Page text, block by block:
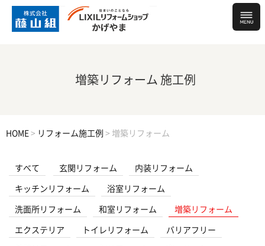
増築リフォーム 施工例
HOME > リフォーム施工例 > 増築リフォーム
すべて 玄関リフォーム 内装リフォーム
キッチンリフォーム 浴室リフォーム
洗面所リフォーム 和室リフォーム 増築リフォーム
エクステリア トイレリフォーム バリアフリー